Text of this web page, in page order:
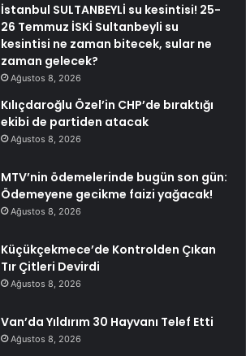
İstanbul SULTANBEYLİ su kesintisi! 25-
26 Temmuz İSKİ Sultanbeyli su
kesintisi ne zaman bitecek, sular ne
zaman gelecek?
Ağustos 8, 2026
Kılıçdaroğlu Özel’in CHP’de bıraktığı
ekibi de partiden atacak
Ağustos 8, 2026
MTV’nin ödemelerinde bugün son gün:
Ödemeyene gecikme faizi yağacak!
Ağustos 8, 2026
Küçükçekmece’de Kontrolden Çıkan
Tır Çitleri Devirdi
Ağustos 8, 2026
Van’da Yıldırım 30 Hayvanı Telef Etti
Ağustos 8, 2026